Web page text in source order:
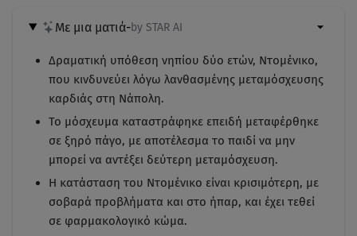
Με μια ματιά-by STAR AI
Δραματική υπόθεση νηπίου δύο ετών, Ντομένικο,
που κινδυνεύει λόγω λανθασμένης μεταμόσχευσης
καρδιάς στη Νάπολη.
Το μόσχευμα καταστράφηκε επειδή μεταφέρθηκε
σε ξηρό πάγο, με αποτέλεσμα το παιδί να μην
μπορεί να αντέξει δεύτερη μεταμόσχευση.
Η κατάσταση του Ντομένικο είναι κρισιμότερη, με
σοβαρά προβλήματα και στο ήπαρ, και έχει τεθεί
σε φαρμακολογικό κώμα.